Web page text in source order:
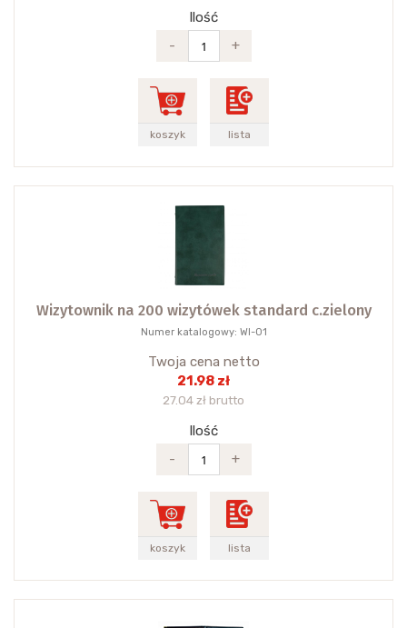
Ilość
-
+
koszyk lista
Wizytownik na 200 wizytówek standard c.zielony
Numer katalogowy: WI-01
Twoja cena netto
21.98 zł
27.04 zł brutto
Ilość
-
+
koszyk lista